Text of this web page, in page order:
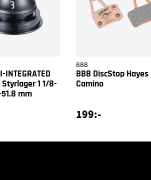
INTEGRATED
Styrlager 1 1/8-
mm
BBB
BBB DiscStop Hayes
Camino
199:-